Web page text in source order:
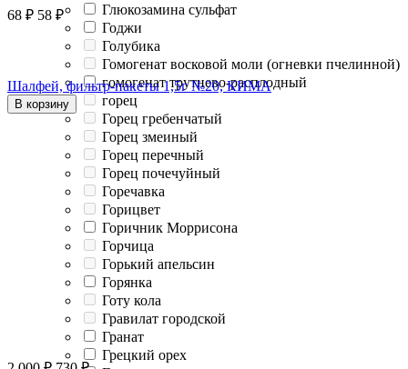
Глюкозамина сульфат
Годжи
Голубика
Гомогенат восковой моли (огневки пчелинной)
гомогенат трутнево-расплодный
горец
Горец гребенчатый
Горец змеиный
Горец перечный
Горец почечуйный
Горечавка
Горицвет
Горичник Моррисона
Горчица
Горький апельсин
Горянка
Готу кола
Гравилат городской
Гранат
Грецкий орех
68 ₽ 58 ₽
Шалфей, фильтр-пакеты 1,5г №20, КИМА
В корзину